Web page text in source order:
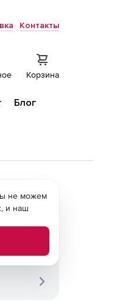
Контакты
Корзина
Блог
не можем
и наш